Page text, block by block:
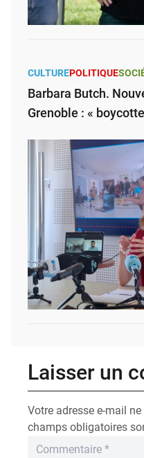
CULTUREPOLITIQUE
Barbara Butch.
Grenoble : «
Laisser un
Votre adresse e-mail
champs obligatoires